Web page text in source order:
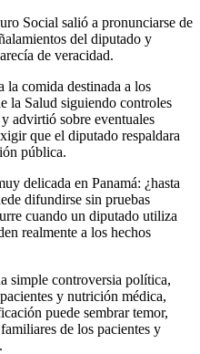
Social salió a pronunciarse de
del diputado y
de veracidad.
la comida destinada a los
la Salud siguiendo controles
advirtió sobre eventuales
que el diputado respaldara
pública.
delicada en Panamá: ¿hasta
difundirse sin pruebas
cuando un diputado utiliza
realmente a los hechos
simple controversia política,
y nutrición médica,
puede sembrar temor,
de los pacientes y